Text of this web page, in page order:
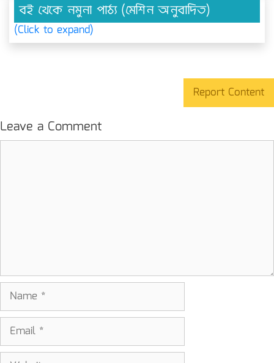
বই থেকে নমুনা পাঠ্য (মেশিন অনুবাদিত)
(Click to expand)
Report Content
Leave a Comment
Name
Email
Website